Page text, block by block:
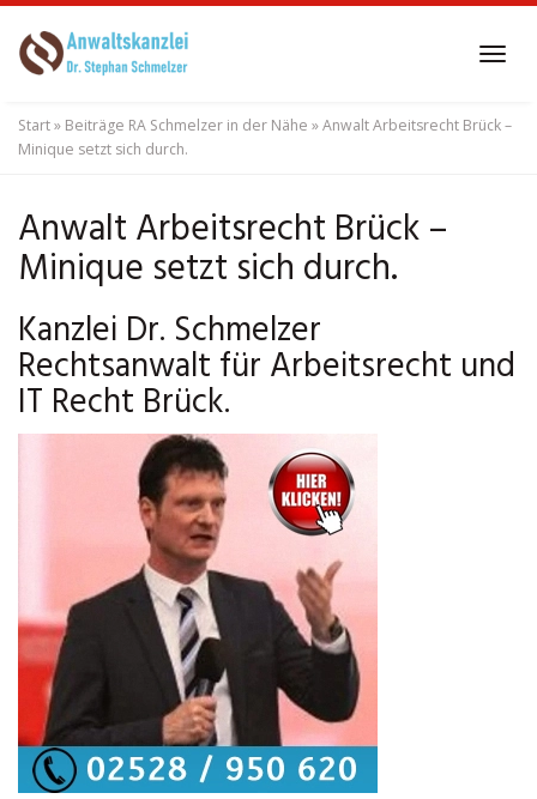
to
content
Start» Beiträge RA Schmelzer in der Nähe »Anwalt Arbeitsrecht Brück –
Minique setzt sich durch.
Anwalt Arbeitsrecht Brück –
Minique setzt sich durch.
Kanzlei Dr. Schmelzer
Rechtsanwalt für Arbeitsrecht und
IT Recht Brück.